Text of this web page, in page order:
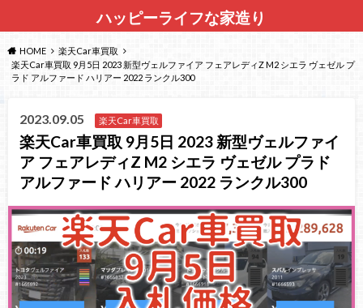
ハッピーライフな家造り
HOME
楽天Car車買取
楽天Car車買取 9月5日 2023 新型ヴェルファイア フェアレディZ M2 シエラ ヴェゼル プ
ラド アルファード ハリアー 2022 ランクル300
2023.09.05 楽天Car車買取
楽天Car車買取 9月5日 2023 新型ヴェルファイ
ア フェアレディZ M2 シエラ ヴェゼル プラド
アルファード ハリアー 2022 ランクル300